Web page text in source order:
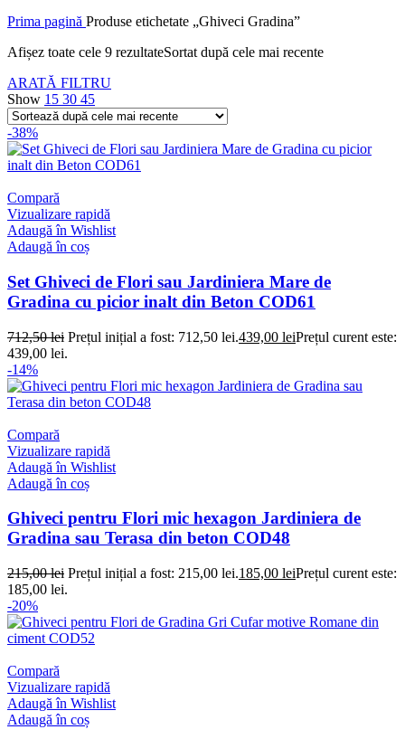
Prima pagină Produse etichetate „Ghiveci Gradina”
Afișez toate cele 9 rezultateSortat după cele mai recente
ARATĂ FILTRU
Show 15 30 45
-38%
Compară
Vizualizare rapidă
Adaugă în Wishlist
Adaugă în coș
Set Ghiveci de Flori sau Jardiniera Mare de
Gradina cu picior inalt din Beton COD61
712,50lei Prețul inițial a fost: 712,50 lei.439,00 leiPrețul curent este:
439,00 lei.
-14%
Compară
Vizualizare rapidă
Adaugă în Wishlist
Adaugă în coș
Ghiveci pentru Flori mic hexagon Jardiniera de
Gradina sau Terasa din beton COD48
215,00lei Prețul inițial a fost: 215,00 lei.185,00 leiPrețul curent este:
185,00 lei.
-20%
Compară
Vizualizare rapidă
Adaugă în Wishlist
Adaugă în coș